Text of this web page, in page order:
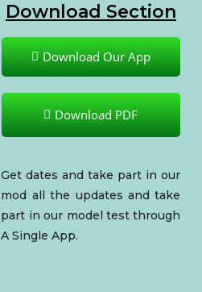
Download Section
Download Our App
Download PDF
Get dates and take part in our
mod all the updates and take
part in our model test through
A Single App.